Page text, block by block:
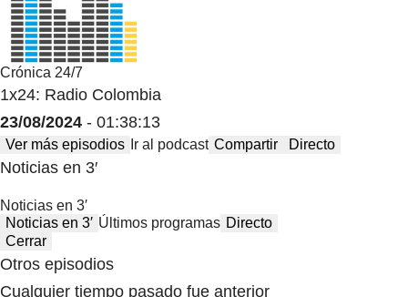
Crónica 24/7
1x24: Radio Colombia
23/08/2024 - 01:38:13
Ver más episodios Ir al podcast Compartir Directo
Noticias en 3′
Noticias en 3′
Noticias en 3′ Últimos programas Directo
Cerrar
Otros episodios
Cualquier tiempo pasado fue anterior